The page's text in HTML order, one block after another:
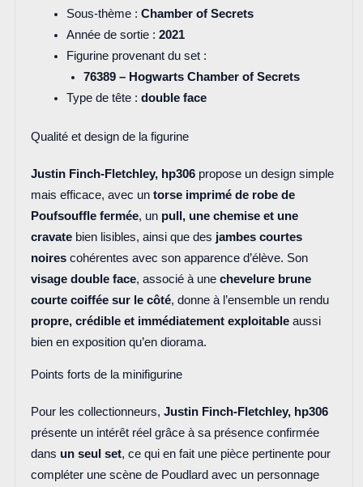
Sous-thème : Chamber of Secrets
Année de sortie : 2021
Figurine provenant du set :
76389 – Hogwarts Chamber of Secrets
Type de tête : double face
Qualité et design de la figurine
Justin Finch-Fletchley, hp306propose un design simple
mais efficace, avec un torse imprimé de robe de
Poufsouffle fermée, un pull, une chemise et une
cravatebien lisibles, ainsi que des jambes courtes
noirescohérentes avec son apparence d’élève. Son
visage double face, associé à une chevelure brune
courte coiffée sur le côté, donne à l’ensemble un rendu
propre, crédible et immédiatement exploitableaussi
bien en exposition qu’en diorama.
Points forts de la minifigurine
Pour les collectionneurs, Justin Finch-Fletchley, hp306
présente un intérêt réel grâce à sa présence confirmée
dans un seul set, ce qui en fait une pièce pertinente pour
compléter une scène de Poudlard avec un personnage